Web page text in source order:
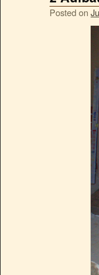
Posted on